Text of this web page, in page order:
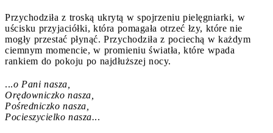
Przychodziła z troską ukrytą w spojrzeniu pielęgniarki, w
uścisku przyjaciółki, która pomagała otrzeć łzy, które nie
mogły przestać płynąć. Przychodziła z pociechą w każdym
ciemnym momencie, w promieniu światła, które wpada
rankiem do pokoju po najdłuższej nocy.
...o Pani nasza,
Orędowniczko nasza,
Pośredniczko nasza,
Pocieszycielko nasza...